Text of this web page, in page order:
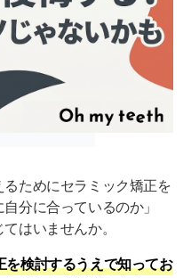
ためにセラミック矯正を
分に合っているのか」
はいませんか。
を検討するうえで知ってお